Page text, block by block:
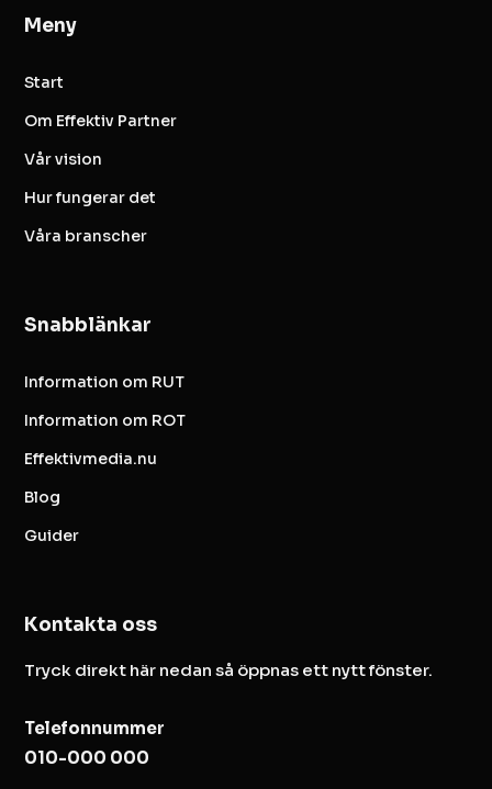
Meny
Start
Om Effektiv Partner
Vår vision
Hur fungerar det
Våra branscher
Snabblänkar
Information om RUT
Information om ROT
Effektivmedia.nu
Blog
Guider
Kontakta oss
Tryck direkt här nedan så öppnas ett nytt fönster.
Telefonnummer
010-000 000